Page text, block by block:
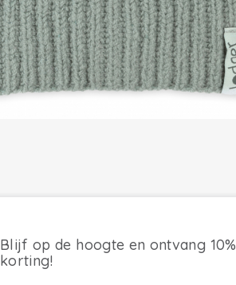
Blijf op de hoogte en ontvang 10%
korting!